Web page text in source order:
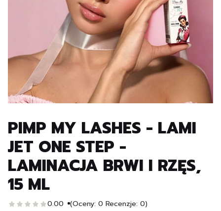
PIMP MY LASHES - LAMI
JET ONE STEP -
LAMINACJA BRWI I RZĘS,
15 ML
0.00 (Oceny: 0 Recenzje: 0)